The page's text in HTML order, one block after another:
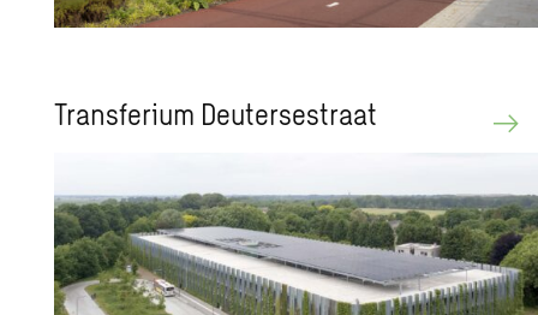
Trans­fe­ri­um Deu­ter­se­straat